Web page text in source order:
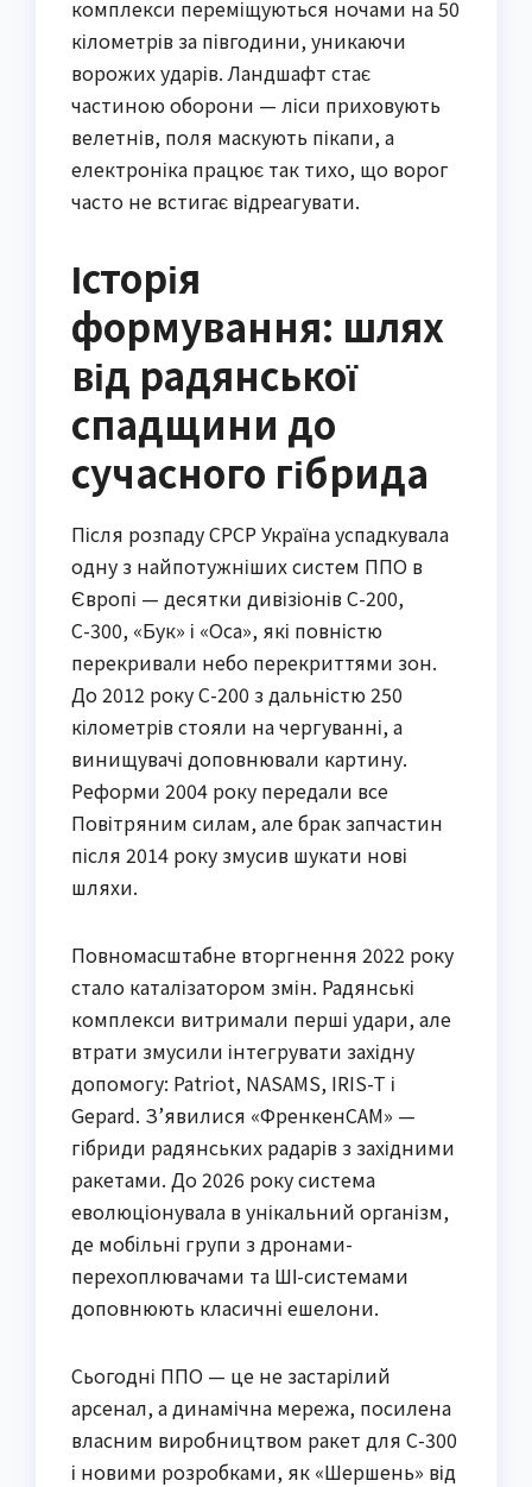
комплекси переміщуються ночами на 50
кілометрів за півгодини, уникаючи
ворожих ударів. Ландшафт стає
частиною оборони — ліси приховують
велетнів, поля маскують пікапи, а
електроніка працює так тихо, що ворог
часто не встигає відреагувати.
Історія
формування: шлях
від радянської
спадщини до
сучасного гібрида
Після розпаду СРСР Україна успадкувала
одну з найпотужніших систем ППО в
Європі — десятки дивізіонів С-200,
С-300, «Бук» і «Оса», які повністю
перекривали небо перекриттями зон.
До 2012 року С-200 з дальністю 250
кілометрів стояли на чергуванні, а
винищувачі доповнювали картину.
Реформи 2004 року передали все
Повітряним силам, але брак запчастин
після 2014 року змусив шукати нові
шляхи.
Повномасштабне вторгнення 2022 року
стало каталізатором змін. Радянські
комплекси витримали перші удари, але
втрати змусили інтегрувати західну
допомогу: Patriot, NASAMS, IRIS-T і
Gepard. З’явилися «ФренкенСАМ» —
гібриди радянських радарів з західними
ракетами. До 2026 року система
еволюціонувала в унікальний організм,
де мобільні групи з дронами-
перехоплювачами та ШІ-системами
доповнюють класичні ешелони.
Сьогодні ППО — це не застарілий
арсенал, а динамічна мережа, посилена
власним виробництвом ракет для С-300
і новими розробками, як «Шершень» від